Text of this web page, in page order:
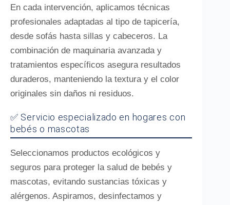
En cada intervención, aplicamos técnicas
profesionales adaptadas al tipo de tapicería,
desde sofás hasta sillas y cabeceros. La
combinación de maquinaria avanzada y
tratamientos específicos asegura resultados
duraderos, manteniendo la textura y el color
originales sin daños ni residuos.
✅ Servicio especializado en hogares con
bebés o mascotas
Seleccionamos productos ecológicos y
seguros para proteger la salud de bebés y
mascotas, evitando sustancias tóxicas y
alérgenos. Aspiramos, desinfectamos y